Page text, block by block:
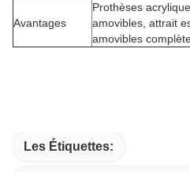
Avantages
Prothèses
amovibles, attrait
amovibles
Les Étiquettes: